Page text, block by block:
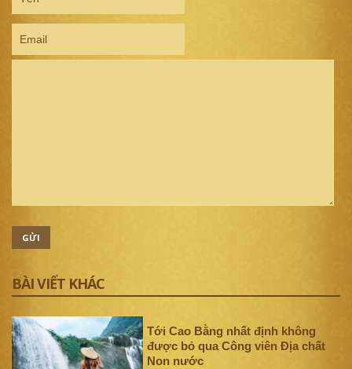
GỬI
BÀI VIẾT KHÁC
Tới Cao Bằng nhất định không
được bỏ qua Công viên Địa chất
Non nước